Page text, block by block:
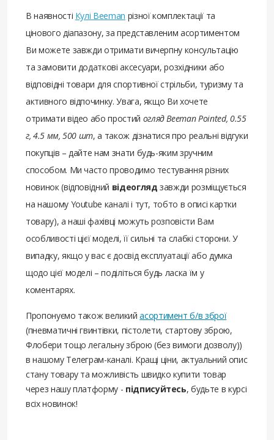
В наявності Кулі Beeman різної комплектації та
цінового діапазону, за представленим асортиментом
Ви можете завжди отримати вичерпну консультацію
та замовити додаткові аксесуари, розхідники або
відповідні товари для спортивної стрільби, туризму та
активного відпочинку. Увага, якщо Ви хочете
отримати відео або простий огляд Beeman Pointed, 0.55
г, 4.5 мм, 500 шт, а також дізнатися про реальні відгуки
покупців – дайте нам знати будь-яким зручним
способом. Ми часто проводимо тестування різних
новинок (відповідний відеогляд завжди розміщується
на нашому Youtube каналі і тут, тобто в описі картки
товару), а наші фахівці можуть розповісти Вам
особливості цієї моделі, її сильні та слабкі сторони. У
випадку, якщо у вас є досвід експлуатації або думка
щодо цієї моделі – поділіться будь ласка їм у
коментарях.
Пропонуємо також великийасортимент б/в зброї
(пневматичні гвинтівки, пістолети, стартову зброю,
Флобери тощо легальну зброю (без вимоги дозволу))
в нашому Телеграм-каналі. Кращі ціни, актуальний опис
стану товару та можливість швидко купити товар
через нашу платформу - підписуйтесь, будьте в курсі
всіх новинок!